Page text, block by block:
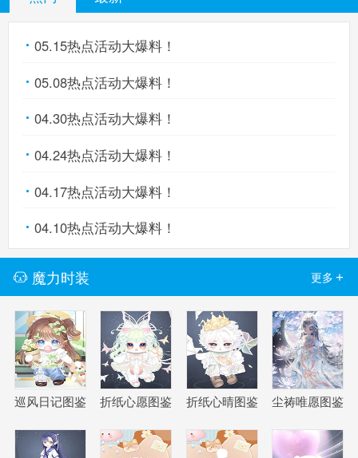
奥比岛手机版 搜 手
05.15热点活动大爆料！
05.08热点活动大爆料！
04.30热点活动大爆料！
04.24热点活动大爆料！
04.17热点活动大爆料！
04.10热点活动大爆料！
魔力时装 更多 +
巡风日记图鉴 折纸心愿图鉴 折纸心晴图鉴 尘祷唯愿图鉴